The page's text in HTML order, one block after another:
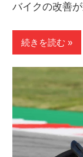
バイクの改善
続きを読む